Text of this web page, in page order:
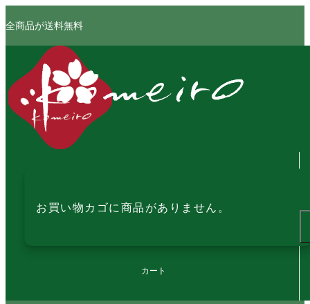
全商品が送料無料
お買い物カゴに商品がありません。
カート